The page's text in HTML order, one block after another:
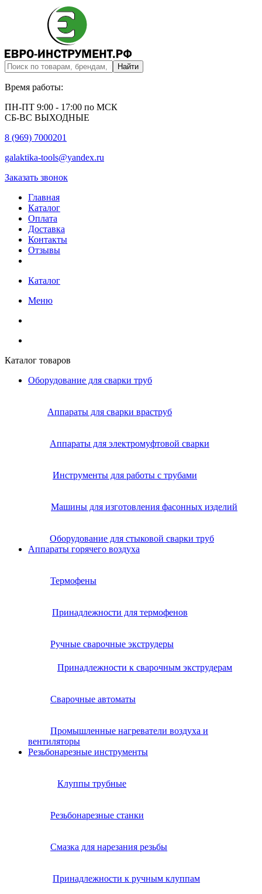
Время работы:
ПН-ПТ 9:00 - 17:00 по МСК
СБ-ВС ВЫХОДНЫЕ
8 (969) 7000201
galaktika-tools@yandex.ru
Заказать звонок
Главная
Каталог
Оплата
Доставка
Контакты
Отзывы
Каталог
Меню
Каталог товаров
Оборудование для сварки труб
Аппараты для сварки враструб
Аппараты для электромуфтовой сварки
Инструменты для работы с трубами
Машины для изготовления фасонных изделий
Оборудование для стыковой сварки труб
Аппараты горячего воздуха
Термофены
Принадлежности для термофенов
Ручные сварочные экструдеры
Принадлежности к сварочным экструдерам
Сварочные автоматы
Промышленные нагреватели воздуха и
вентиляторы
Резьбонарезные инструменты
Клуппы трубные
Резьбонарезные станки
Смазка для нарезания резьбы
Принадлежности к ручным клуппам